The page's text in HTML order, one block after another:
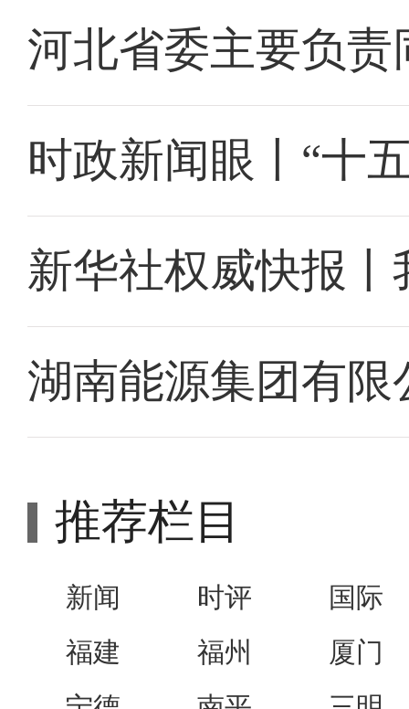
河北省委主要负
时政新闻眼丨“十
新华社权威快报
湖南能源集团有
推荐栏目
新闻 时评
国际
福建
福州
厦门